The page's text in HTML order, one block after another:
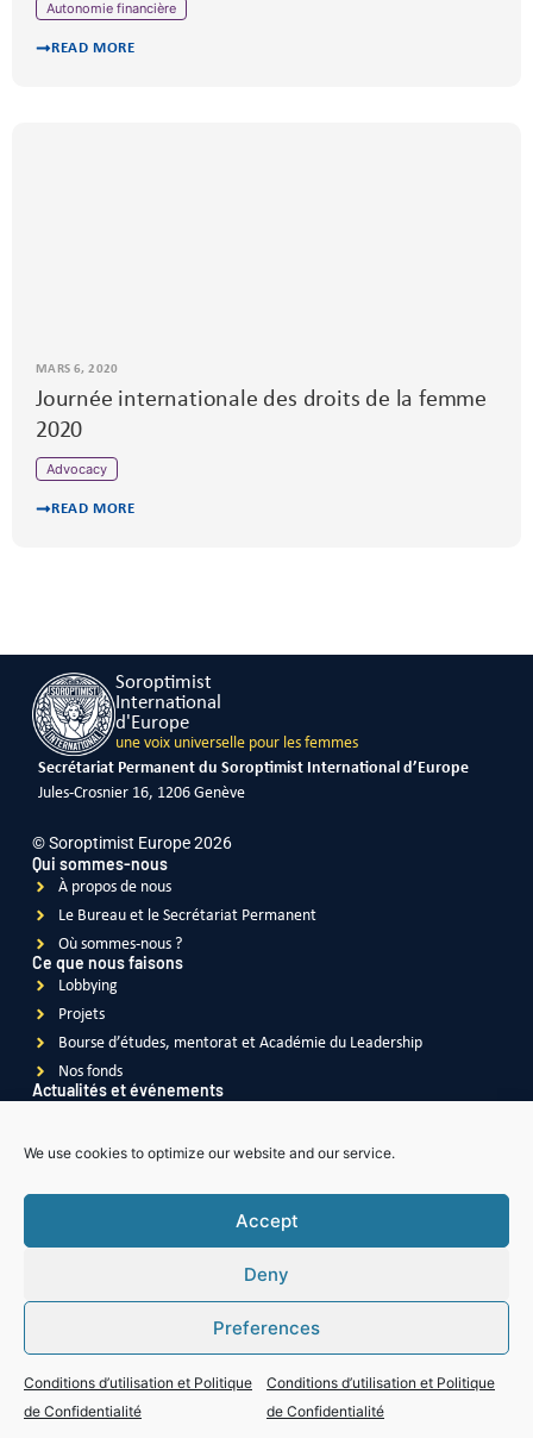
We use cookies to optimize our website and our service.
Accept
Deny
Preferences
Conditions d’utilisation et Politique
de Confidentialité
Conditions d’utilisation et Politique
de Confidentialité
Autonomie financière
READ MORE
MARS 6, 2020
Journée internationale des droits de la femme
2020
Advocacy
READ MORE
Soroptimist
International
d'Europe
une voix universelle pour les femmes
Secrétariat Permanent du Soroptimist International d’Europe
Jules-Crosnier 16, 1206 Genève
© Soroptimist Europe 2026
Qui sommes-nous
À propos de nous
Le Bureau et le Secrétariat Permanent
Où sommes-nous ?
Ce que nous faisons
Lobbying
Projets
Bourse d’études, mentorat et Académie du Leadership
Nos fonds
Actualités et événements
Publications
Soroptimist
Soroptimist Internationalde la Grande Bretagne & l'Irlande
Soroptimist Internationalde l'Asie du Sud-Est Pacifique
Soroptimist International des Amériques
Soroptimist Internationald'Afrique